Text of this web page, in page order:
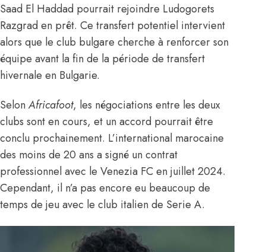
Saad El Haddad pourrait rejoindre Ludogorets
Razgrad en prêt. Ce transfert potentiel intervient
alors que le club bulgare cherche à renforcer son
équipe avant la fin de la période de transfert
hivernale en Bulgarie.
SelonAfricafoot, les négociations entre les deux
clubs sont en cours, et un accord pourrait être
conclu prochainement. L’international marocaine
des moins de 20 ans a signé un contrat
professionnel avec le Venezia FC en juillet 2024.
Cependant, il n’a pas encore eu beaucoup de
temps de jeu avec le club italien de Serie A.